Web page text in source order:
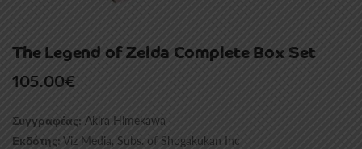
The Legend of Zelda Complete Box Set
105.00€
Συγγραφέας: Akira Himekawa
Εκδότης: Viz Media, Subs. of Shogakukan Inc